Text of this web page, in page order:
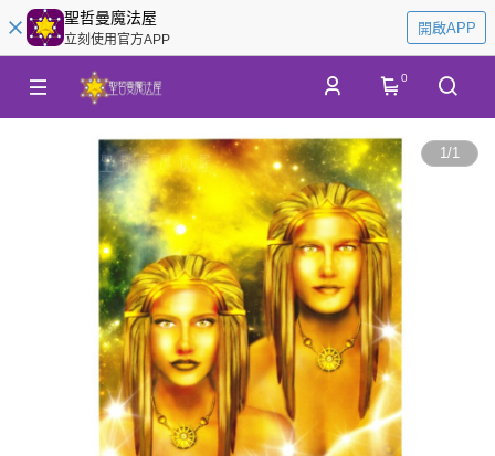
聖哲曼魔法屋
立刻使用官方APP
開啟APP
0
1/1